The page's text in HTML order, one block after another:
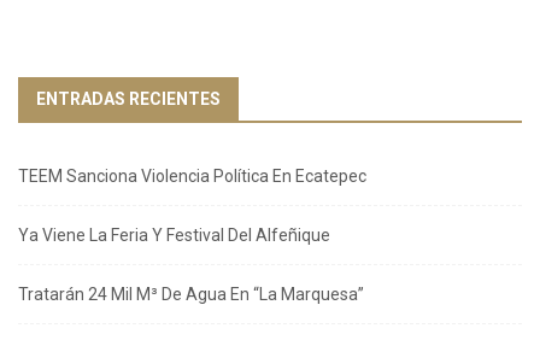
ENTRADAS RECIENTES
TEEM Sanciona Violencia Política En Ecatepec
Ya Viene La Feria Y Festival Del Alfeñique
Tratarán 24 Mil M³ De Agua En “La Marquesa”